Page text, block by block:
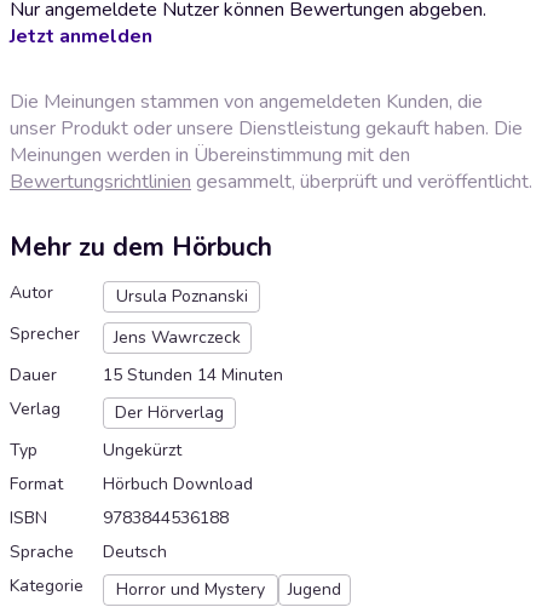
Nur angemeldete Nutzer können Bewertungen abgeben.
Jetzt anmelden
Die Meinungen stammen von angemeldeten Kunden, die
unser Produkt oder unsere Dienstleistung gekauft haben. Die
Meinungen werden in Übereinstimmung mit den
Bewertungsrichtlinien gesammelt, überprüft und veröffentlicht.
Mehr zu dem Hörbuch
Autor
Ursula Poznanski
Sprecher
Jens Wawrczeck
Dauer
15 Stunden 14 Minuten
Verlag
Der Hörverlag
Typ
Ungekürzt
Format
Hörbuch Download
ISBN
9783844536188
Sprache
Deutsch
Kategorie
Horror und Mystery Jugend